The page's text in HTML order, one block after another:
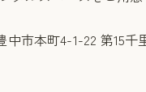
中市本町4-1-22 第15千